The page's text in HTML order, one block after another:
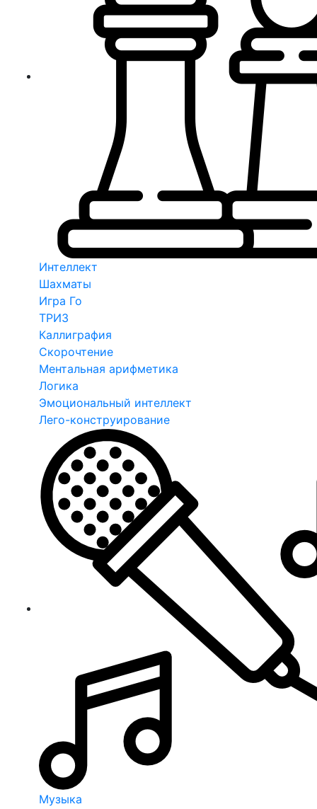
Интеллект
Шахматы
Игра Го
ТРИЗ
Каллиграфия
Скорочтение
Ментальная арифметика
Логика
Эмоциональный интеллект
Лего-конструирование
Музыка